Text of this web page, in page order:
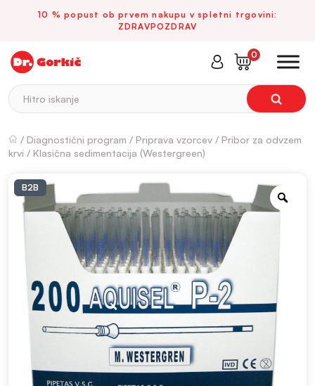
10 % popust ob prvem nakupu v spletni trgovini:
ZDRAVPOZDRAV
Hitro iskanje
0
/ Diagnostični program / Priprava vzorcev / Pribor za odvzem
krvi / Klasična sedimentacija (Westergreen)
B2B